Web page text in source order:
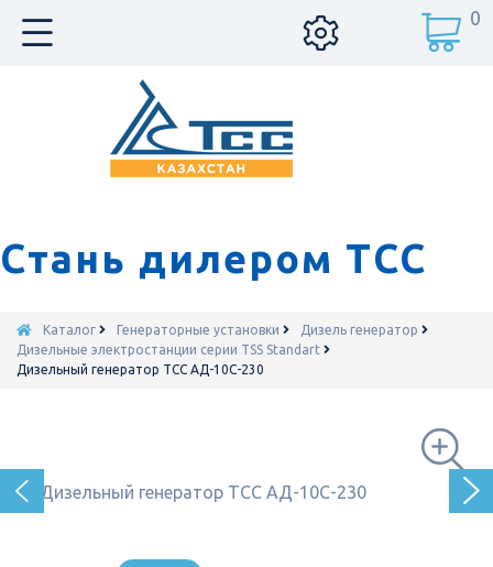
Стань дилером ТСС
0
Каталог Генераторные установки
Дизель генератор
Дизельные электростанции серии TSS Standart
Дизельный генератор ТСС АД-10С-230